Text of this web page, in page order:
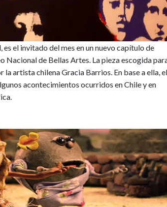
el invitado del mes en un nuevo capítulo de
Nacional de Bellas Artes. La pieza escogida
artista chilena Gracia Barrios. En base a ella,
acontecimientos ocurridos en Chile y en